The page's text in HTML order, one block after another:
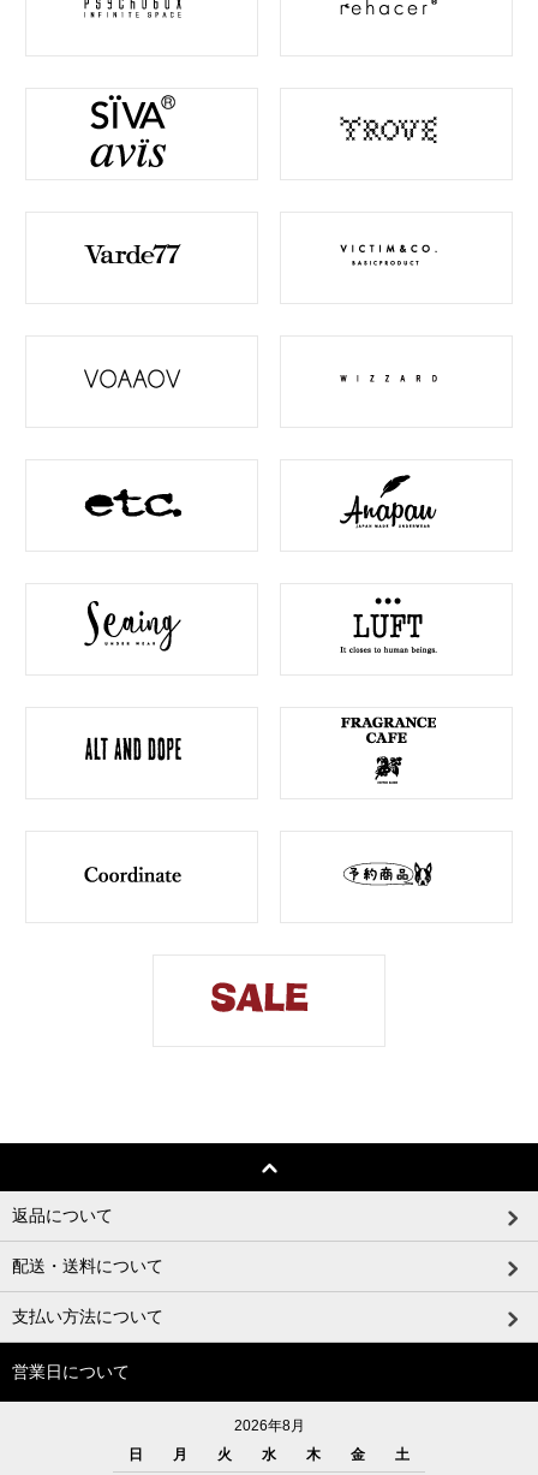
返品について
配送・送料について
支払い方法について
営業日について
2026年8月
日
月 火 水 木 金 土